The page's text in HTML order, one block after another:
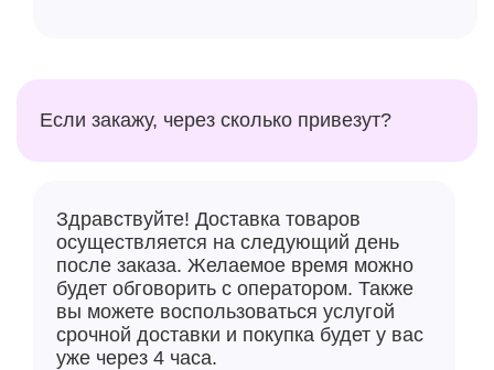
Если закажу, через сколько привезут?
Здравствуйте! Доставка товаров
осуществляется на следующий день
после заказа. Желаемое время можно
будет обговорить с оператором. Также
вы можете воспользоваться услугой
срочной доставки и покупка будет у вас
уже через 4 часа.